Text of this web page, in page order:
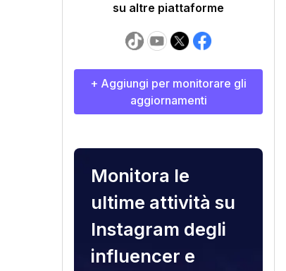
su altre piattaforme
+ Aggiungi per monitorare gli
aggiornamenti
Monitora le
ultime attività su
Instagram degli
influencer e